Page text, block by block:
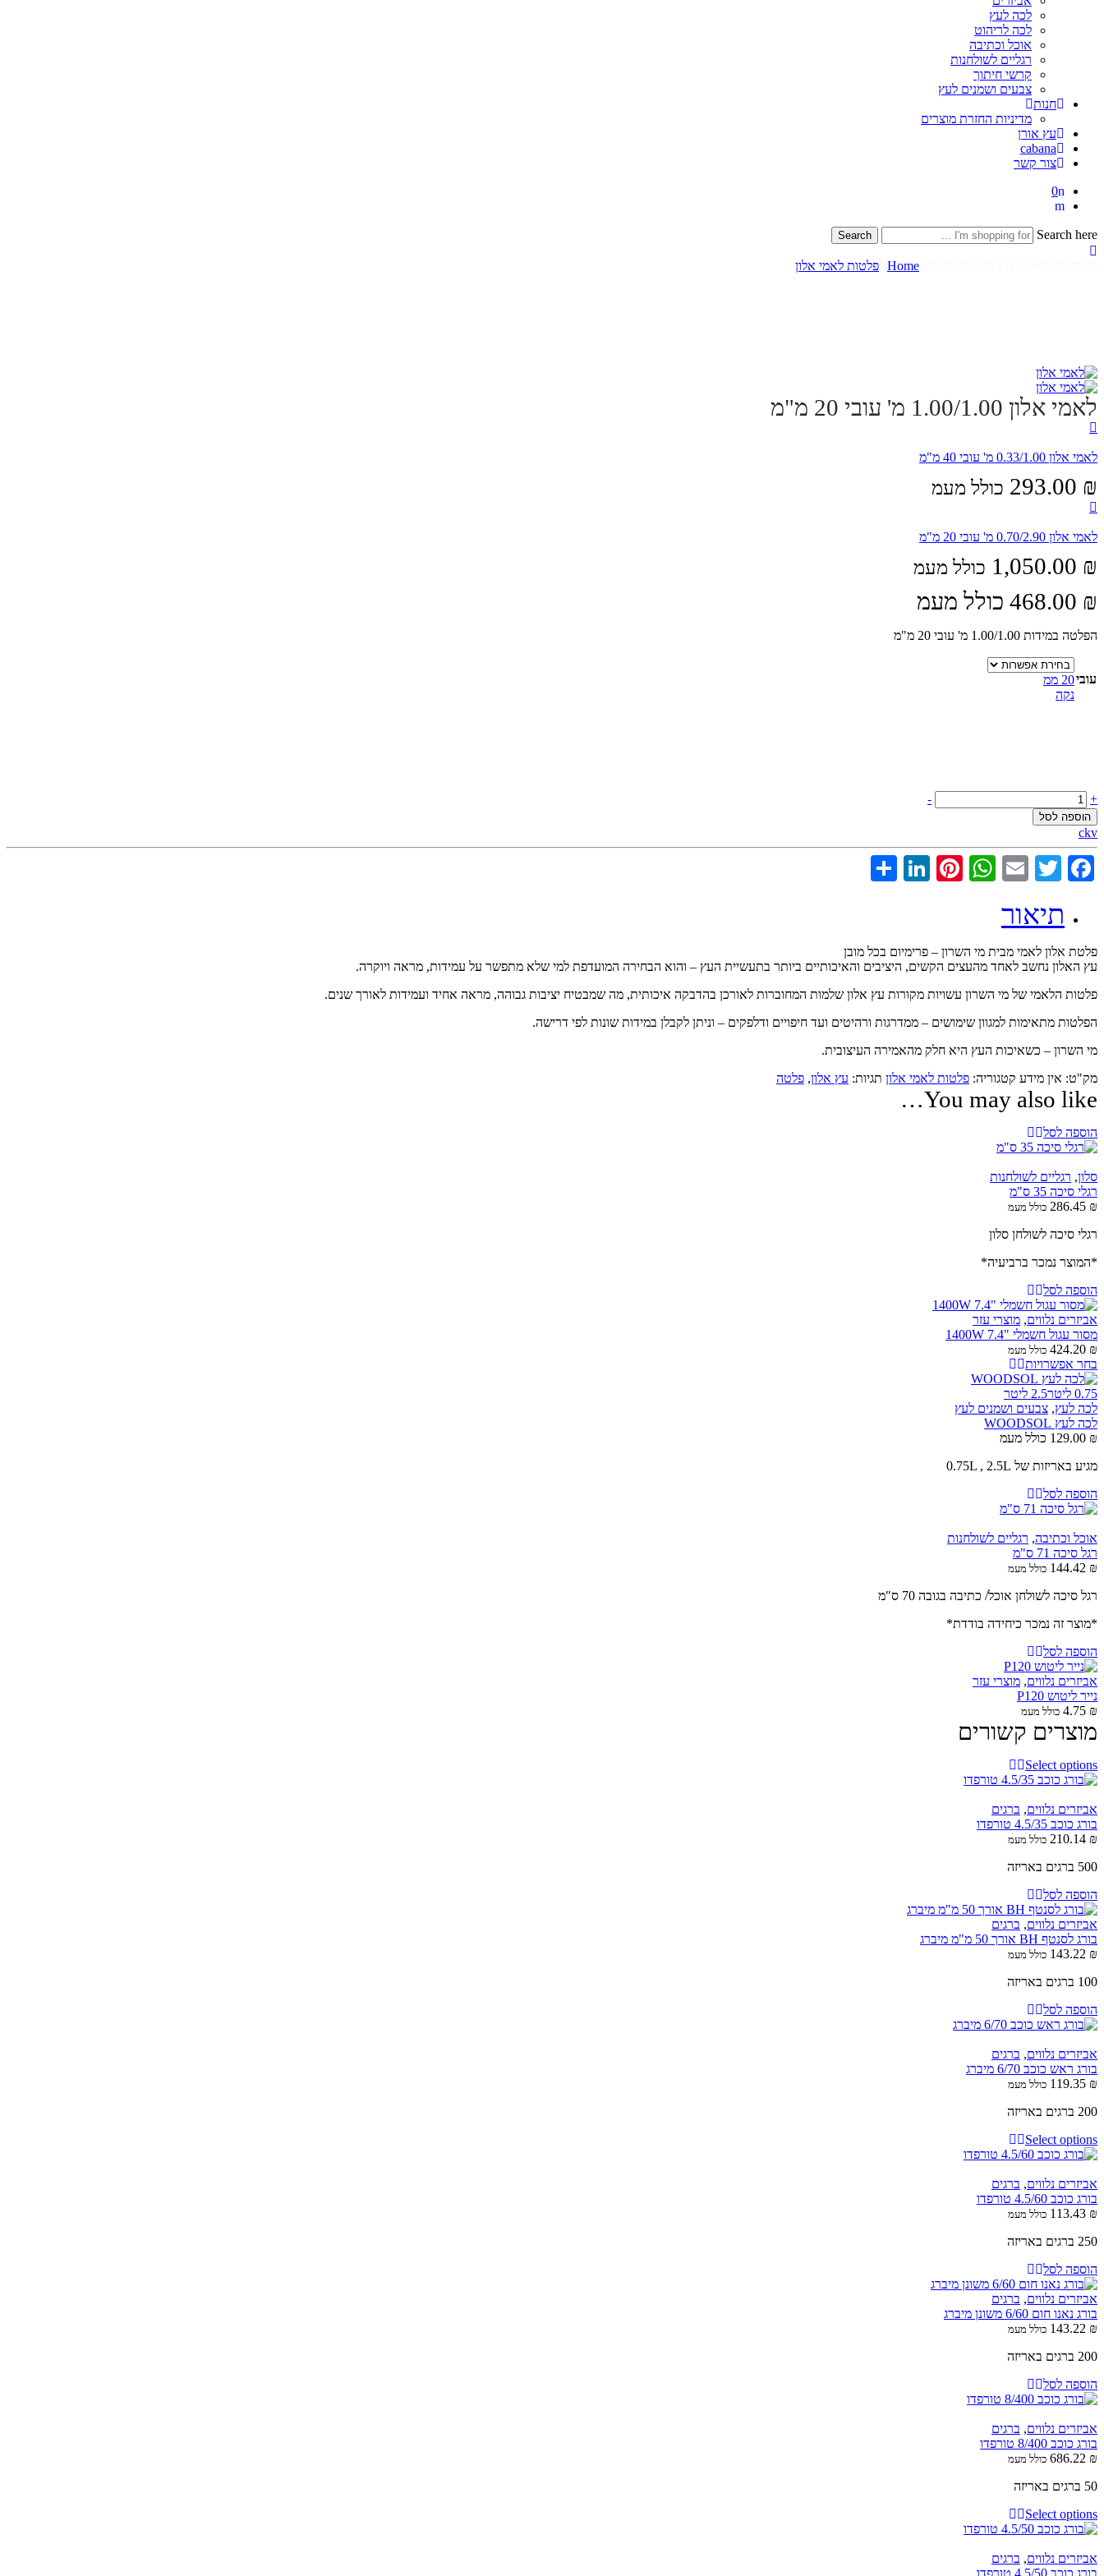
לכה לעץ
לכה לריהוט
אוכל וכתיבה
רגליים לשולחנות
קרשי חיתוך
צבעים ושמנים לעץ
חנות
מדיניות החזרת מוצרים
עץ אורן
cabana
צור קשר
0
Search here
Search
Home פלטות לאמי אלון
לאמי אלון 1.00/1.00 מ' עובי 20 מ"מ
לאמי אלון 0.33/1.00 מ' עובי 40 מ"מ
293.00 ₪ כולל מעמ
לאמי אלון 0.70/2.90 מ' עובי 20 מ"מ
1,050.00 ₪ כולל מעמ
468.00 ₪ כולל מעמ
הפלטה במידות 1.00/1.00 מ' עובי 20 מ"מ
עובי20 ממ
נקה
+
-
הוספה לסל
ckv
Facebook
Twitter
Email
WhatsApp
Pinterest
LinkedIn
תיאור
פלטת אלון לאמי מבית מי השרון – פרימיום בכל מובן
עץ האלון נחשב לאחד מהעצים הקשים, היציבים והאיכותיים ביותר בתעשיית העץ – והוא הבחירה המועדפת למי שלא מתפשר על עמידות, מראה ויוקרה.
פלטות הלאמי של מי השרון עשויות מקורות עץ אלון שלמות המחוברות לאורכן בהדבקה איכותית, מה שמבטיח יציבות גבוהה, מראה אחיד ועמידות לאורך שנים.
הפלטות מתאימות למגוון שימושים – ממדרגות ורהיטים ועד חיפויים ודלפקים – וניתן לקבלן במידות שונות לפי דרישה.
מי השרון – כשאיכות העץ היא חלק מהאמירה העיצובית.
מק"ט: אין מידע קטגוריה: פלטות לאמי אלון תגיות: עץ אלון, פלטה
You may also like…
הוספה לסל
סלון, רגליים לשולחנות
רגלי סיכה 35 ס"מ
286.45 ₪ כולל מעמ
רגלי סיכה לשולחן סלון
*המוצר נמכר ברביעיה*
הוספה לסל
אביזרים נלווים, מוצרי עזר
מסור עגול חשמלי "7.4 1400W
424.20 ₪ כולל מעמ
בחר אפשרויות
0.75 ליטר
2.5 ליטר
לכה לעץ, צבעים ושמנים לעץ
לכה לעץ WOODSOL
129.00 ₪
כולל מעמ
מגיע באריזות של 0.75L , 2.5L
הוספה לסל
אוכל וכתיבה, רגליים לשולחנות
רגל סיכה 71 ס"מ
144.42 ₪ כולל מעמ
רגל סיכה לשולחן אוכל/ כתיבה בגובה 70 ס"מ
*מוצר זה נמכר כיחידה בודדת*
הוספה לסל
אביזרים נלווים, מוצרי עזר
נייר ליטוש P120
4.75 ₪ כולל מעמ
מוצרים קשורים
Select options
אביזרים נלווים, ברגים
בורג כוכב 4.5/35 טורפדו
210.14 ₪ כולל מעמ
500 ברגים באריזה
הוספה לסל
אביזרים נלווים, ברגים
בורג לסנטף BH אורך 50 מ"מ מיברג
143.22 ₪ כולל מעמ
100 ברגים באריזה
הוספה לסל
אביזרים נלווים, ברגים
בורג ראש כוכב 6/70 מיברג
119.35 ₪ כולל מעמ
200 ברגים באריזה
Select options
אביזרים נלווים, ברגים
בורג כוכב 4.5/60 טורפדו
113.43 ₪ כולל מעמ
250 ברגים באריזה
הוספה לסל
אביזרים נלווים, ברגים
בורג נאנו חום 6/60 משונן מיברג
143.22 ₪ כולל מעמ
200 ברגים באריזה
הוספה לסל
אביזרים נלווים, ברגים
בורג כוכב 8/400 טורפדו
686.22 ₪ כולל מעמ
50 ברגים באריזה
Select options
אביזרים נלווים, ברגים
בורג כוכב 4.5/50 טורפדו